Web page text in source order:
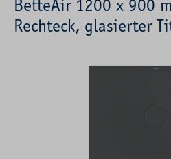
BetteAir 1200 x 900
Rechteck, glasierter